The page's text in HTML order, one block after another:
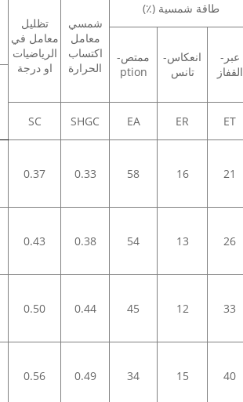
طاقة شمسية (٪)
شمسي
معامل
اكتساب
الحرارة
تظليل
معامل في
الرياضيات
او درجة
عبر-
القفاز
انعكاس-
تانس
ممتص-
ption
ET
ER
EA
SHGC
SC
21
16
58
0.33
0.37
26
13
54
0.38
0.43
33
12
45
0.44
0.50
40
15
34
0.49
0.56